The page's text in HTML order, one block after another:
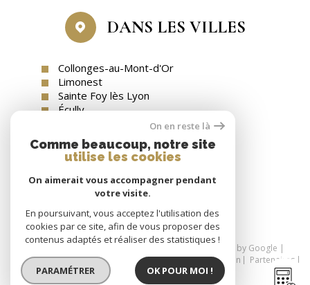
DANS LES VILLES
Collonges-au-Mont-d'Or
Limonest
Sainte Foy lès Lyon
Écully
Tassin-la-Demi-Lune
SE CONNECTER
espace propriétaire
© 2026 | Tous droits réservés | Traduction powered by Google |
Nos honoraires
Plan du site Mentions légales Admin
Partenaires
Politique RGPD
Cookies
On en reste là
Comme beaucoup, notre site
utilise les cookies
On aimerait vous accompagner pendant
votre visite.
En poursuivant, vous acceptez l'utilisation des
cookies par ce site, afin de vous proposer des
contenus adaptés et réaliser des statistiques !
PARAMÉTRER OK POUR MOI !